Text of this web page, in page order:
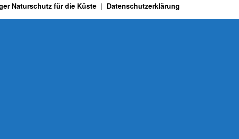
Naturschutz für die Küste Datenschutzerklärung